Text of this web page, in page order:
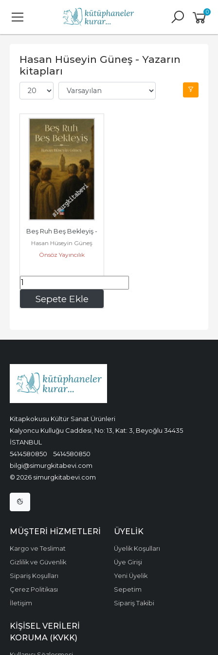
0
Hasan Hüseyin Güneş - Yazarın
kitapları
Sepete Ekle
Beş Ruh Beş Bekleyiş -
Hasan Hüseyin Güneş
Önsöz Yayıncılık
126,00
Kitapkokusu Kültür Sanat Ürünleri
Kalyoncu Kulluğu Caddesi, No: 13, Kat: 3, Beyoğlu 34435
İSTANBUL
5414580850
5414580850
bilgi@simurgkitabevi.com
© 2026 simurgkitabevi.com
MÜŞTERI HIZMETLERI
Kargo ve Teslimat
Gizlilik ve Güvenlik
Sipariş Koşulları
Çerez Politikası
İletişim
ÜYELIK
Üyelik Koşulları
Üye Girişi
Yeni Üyelik
Sepetim
Sipariş Takibi
KIŞISEL VERILERI
KORUMA (KVKK)